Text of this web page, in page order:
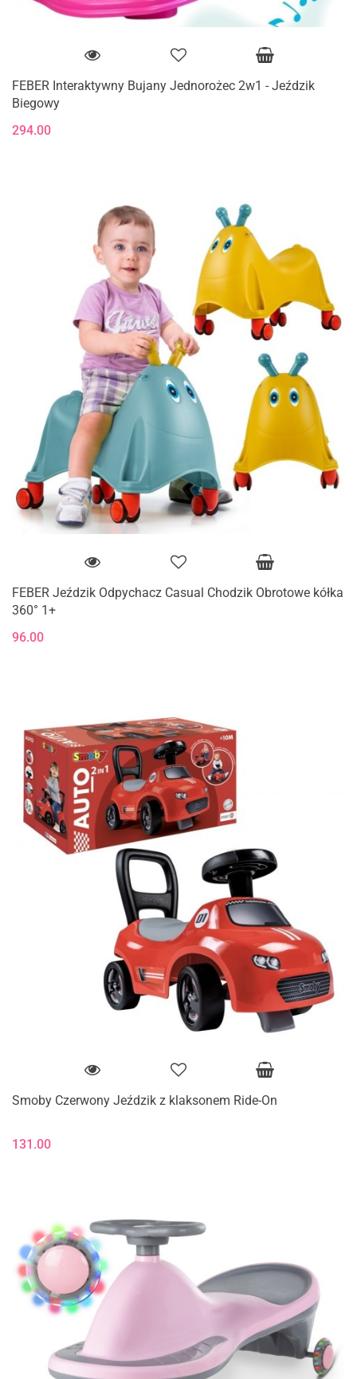
FEBER Interaktywny Bujany Jednorożec 2w1 - Jeździk
Biegowy
294.00
FEBER Jeździk Odpychacz Casual Chodzik Obrotowe kółka
360° 1+
96.00
Smoby Czerwony Jeździk z klaksonem Ride-On
131.00